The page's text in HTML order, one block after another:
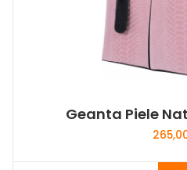
Geanta Piele